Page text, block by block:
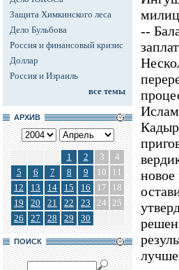
Защита Химкинского леса
Дело Бульбова
Россия и финансовый кризис
Доллар
Россия и Израиль
все темы
АРХИВ
1 2 3
4
5
6 7 8 9 10
11
12
13 14 15 16 17
18
19
20 21 22 23 24 25
26
27 28 29 30
ПОИСК
--
новое